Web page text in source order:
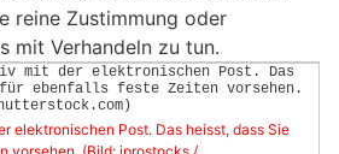
reine Zustimmung oder
mit Verhandeln zu tun.
elektronischen Post. Das heisst, dass Sie